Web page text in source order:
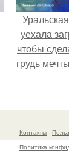
уехала
чтобы
грудь
Контакты
Политика